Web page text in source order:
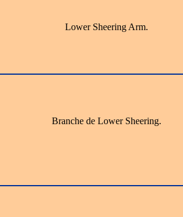
Lower Sheering Arm.
Branche de Lower Sheering.